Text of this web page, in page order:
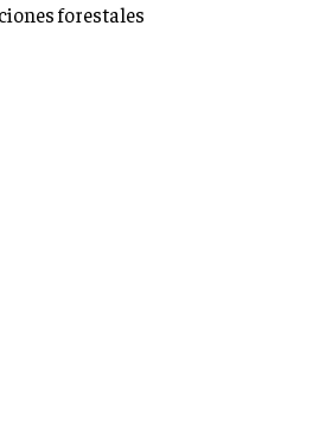
forestales